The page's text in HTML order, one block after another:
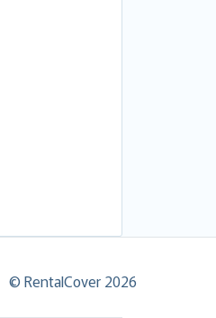
© RentalCover 2026